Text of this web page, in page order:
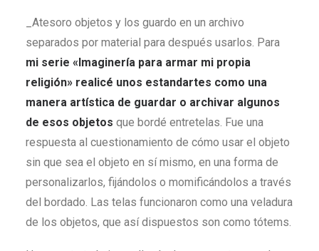
_Atesoro objetos y los guardo en un archivo
separados por material para después usarlos. Para
mi serie «Imaginería para armar mi propia
religión» realicé unos estandartes como una
manera artística de guardar o archivar algunos
de esos objetos que bordé entretelas. Fue una
respuesta al cuestionamiento de cómo usar el objeto
sin que sea el objeto en sí mismo, en una forma de
personalizarlos, fijándolos o momificándolos a través
del bordado. Las telas funcionaron como una veladura
de los objetos, que así dispuestos son como tótems.